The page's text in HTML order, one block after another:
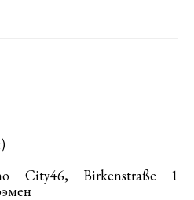
City46, Birkenstraße 1